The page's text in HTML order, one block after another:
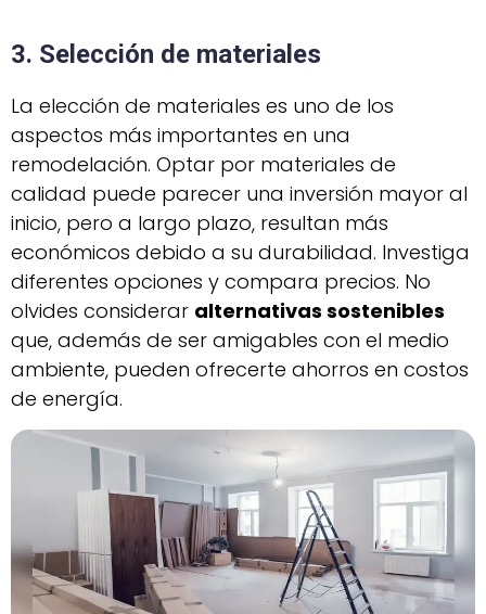
3. Selección de materiales
La elección de materiales es uno de los
aspectos más importantes en una
remodelación. Optar por materiales de
calidad puede parecer una inversión mayor al
inicio, pero a largo plazo, resultan más
económicos debido a su durabilidad. Investiga
diferentes opciones y compara precios. No
olvides considerar alternativas sostenibles
que, además de ser amigables con el medio
ambiente, pueden ofrecerte ahorros en costos
de energía.